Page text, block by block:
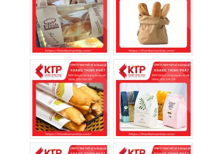
Ngay sau khi ra lò, bánh mì vẫn còn nóng.
Nếu cho vào túi kín hoàn toàn, hơi nước sẽ
ngưng tụ khiến vỏ bánh nhanh mềm.
Túi giấy có khả năng thoát hơi tự nhiên,
giúp:
Giữ lớp vỏ bánh giòn lâu hơn.
Hạn chế hấp hơi.
Giảm tình trạng bánh bị ỉu khi mang đi.
Tăng trải nghiệm khi thưởng thức.